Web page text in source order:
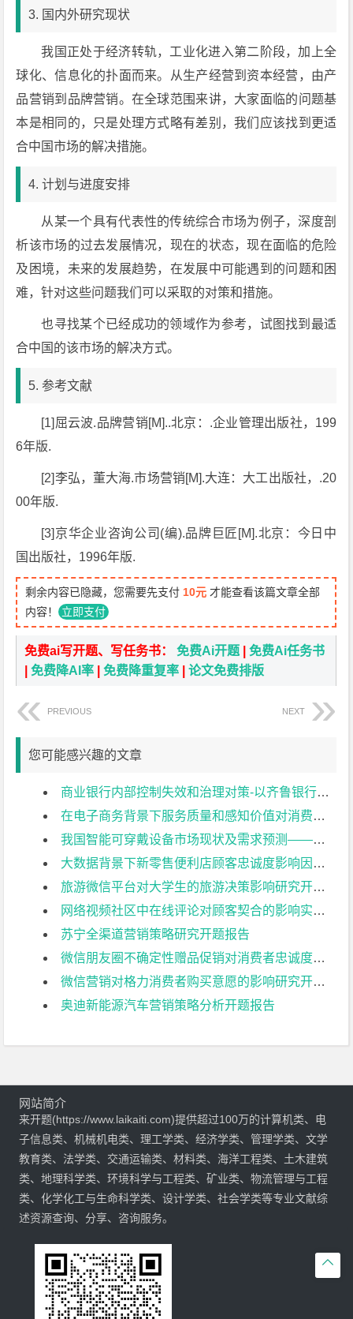
3. 国内外研究现状
我国正处于经济转轨，工业化进入第二阶段，加上全
球化、信息化的扑面而来。从生产经营到资本经营，由产
品营销到品牌营销。在全球范围来讲，大家面临的问题基
本是相同的，只是处理方式略有差别，我们应该找到更适
合中国市场的解决措施。
4. 计划与进度安排
从某一个具有代表性的传统综合市场为例子，深度剖
析该市场的过去发展情况，现在的状态，现在面临的危险
及困境，未来的发展趋势，在发展中可能遇到的问题和困
难，针对这些问题我们可以采取的对策和措施。
也寻找某个已经成功的领域作为参考，试图找到最适
合中国的该市场的解决方式。
5. 参考文献
[1]屈云波.品牌营销[M]..北京：.企业管理出版社，199
6年版.
[2]李弘，董大海.市场营销[M].大连：大工出版社，.20
00年版.
[3]京华企业咨询公司(编).品牌巨匠[M].北京：今日中
国出版社，1996年版.
剩余内容已隐藏，您需要先支付 10元 才能查看该篇文章全部
内容！ 立即支付
免费ai写开题、写任务书：免费Ai开题 |免费Ai任务书
|免费降AI率 |免费降重复率 |论文免费排版
PREVIOUS NEXT
您可能感兴趣的文章
商业银行内部控制失效和治理对策-以齐鲁银行为例开题报告
在电子商务背景下服务质量和感知价值对消费者行为的影响开题报告
我国智能可穿戴设备市场现状及需求预测——以小米手环为例开题报告
大数据背景下新零售便利店顾客忠诚度影响因素实证分析–以天猫小店为例开题报告
旅游微信平台对大学生的旅游决策影响研究开题报告
网络视频社区中在线评论对顾客契合的影响实证研究开题报告
苏宁全渠道营销策略研究开题报告
微信朋友圈不确定性赠品促销对消费者忠诚度的影响分析开题报告
微信营销对格力消费者购买意愿的影响研究开题报告
奥迪新能源汽车营销策略分析开题报告

网站简介
来开题(https://www.laikaiti.com)提供超过100万的计算机类、电
子信息类、机械机电类、理工学类、经济学类、管理学类、文学
教育类、法学类、交通运输类、材料类、海洋工程类、土木建筑
类、地理科学类、环境科学与工程类、矿业类、物流管理与工程
类、化学化工与生命科学类、设计学类、社会学类等专业文献综
述资源查询、分享、咨询服务。